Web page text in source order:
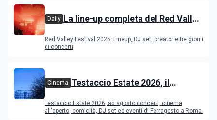
Daily La line-up completa del Red Valley
Red Valley Festival 2026: Lineup, DJ set, creator e tre giorni
di concerti
Cinema Testaccio Estate 2026, il
Ferragosto
Testaccio Estate 2026, ad agosto concerti, cinema
all'aperto, comicità, DJ set ed eventi di Ferragosto a Roma.